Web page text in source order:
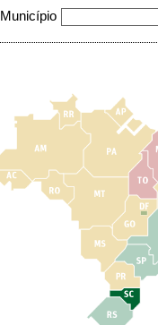
Município